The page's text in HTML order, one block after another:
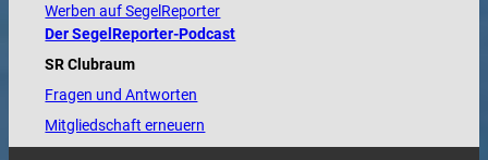
Werben auf SegelReporter
Der SegelReporter-Podcast
SR Clubraum
Fragen und Antworten
Mitgliedschaft erneuern